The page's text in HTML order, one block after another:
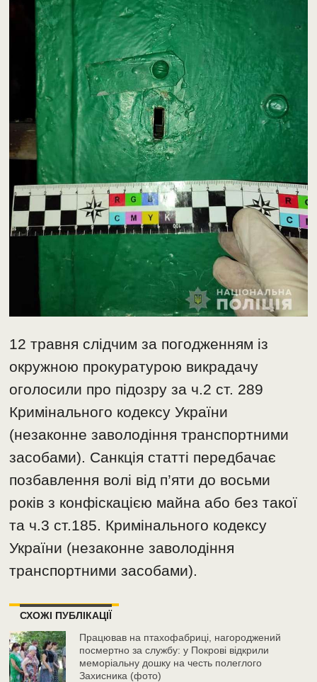
12 травня слідчим за погодженням із
окружною прокуратурою викрадачу
оголосили про підозру за ч.2 ст. 289
Кримінального кодексу України
(незаконне заволодіння транспортними
засобами). Санкція статті передбачає
позбавлення волі від п’яти до восьми
років з конфіскацією майна або без такої
та ч.3 ст.185. Кримінального кодексу
України (незаконне заволодіння
транспортними засобами).
СХОЖІ ПУБЛІКАЦІЇ
Працював на птахофабриці, нагороджений
посмертно за службу: у Покрові відкрили
меморіальну дошку на честь полеглого
Захисника (фото)